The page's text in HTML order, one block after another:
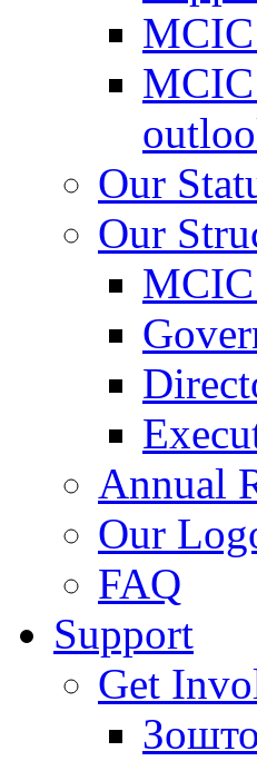
MCIC
Our
Our
Annual
Our
FAQ
Support
Get